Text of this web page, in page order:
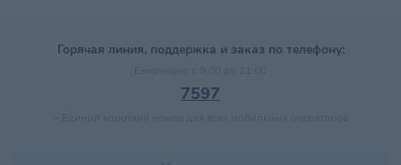
Горячая линия, поддержка и заказ по телефону:
7597